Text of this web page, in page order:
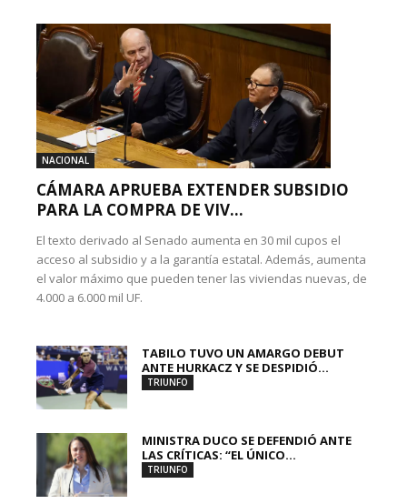
NACIONAL
CÁMARA APRUEBA EXTENDER SUBSIDIO
PARA LA COMPRA DE VIV...
El texto derivado al Senado aumenta en 30 mil cupos el
acceso al subsidio y a la garantía estatal. Además, aumenta
el valor máximo que pueden tener las viviendas nuevas, de
4.000 a 6.000 mil UF.
TABILO TUVO UN AMARGO DEBUT
ANTE HURKACZ Y SE DESPIDIÓ...
TRIUNFO
MINISTRA DUCO SE DEFENDIÓ ANTE
LAS CRÍTICAS: “EL ÚNICO...
TRIUNFO